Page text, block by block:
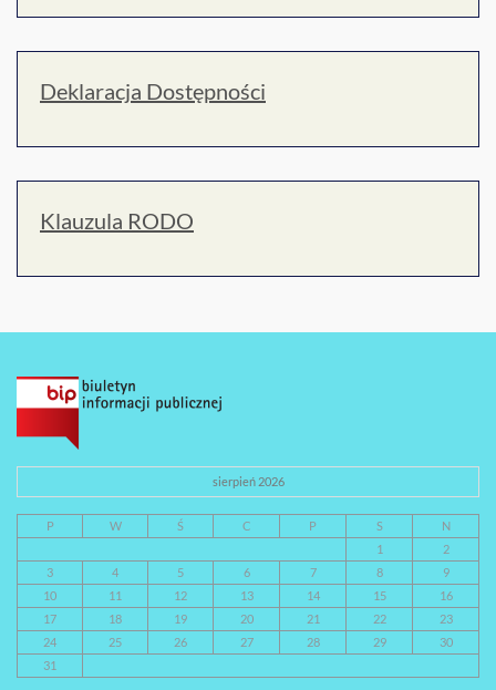
Deklaracja Dostępności
Klauzula RODO
sierpień 2026
P W Ś C P S
N
1
2
3
4 5 6 7 8
9
10
11 12 13 14 15
16
17
18 19 20 21 22
23
24
25 26 27 28 29
30
31